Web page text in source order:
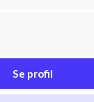
Se profil